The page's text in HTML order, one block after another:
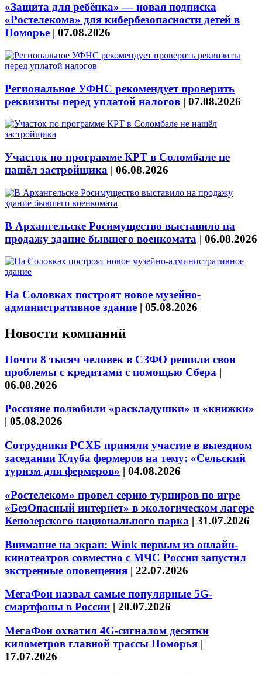
«Защита для ребёнка» — новая подписка
«Ростелекома» для кибербезопасности детей в
Поморье | 07.08.2026
Региональное УФНС рекомендует проверить
реквизиты перед уплатой налогов | 07.08.2026
Участок по программе КРТ в Соломбале не
нашёл застройщика | 06.08.2026
В Архангельске Росимущество выставило на
продажу здание бывшего военкомата | 06.08.2026
На Соловках построят новое музейно-
административное здание | 05.08.2026
Новости компаний
Почти 8 тысяч человек в СЗФО решили свои
проблемы с кредитами с помощью Сбера |
06.08.2026
Россияне полюбили «раскладушки» и «книжки»
| 05.08.2026
Сотрудники РСХБ приняли участие в выездном
заседании Клуба фермеров на тему: «Сельский
туризм для фермеров» | 04.08.2026
«Ростелеком» провел серию турниров по игре
«БезОпасный интернет» в экологическом лагере
Кенозерского национального парка | 31.07.2026
Внимание на экран: Wink первым из онлайн-
кинотеатров совместно с МЧС России запустил
экстренные оповещения | 22.07.2026
МегаФон назвал самые популярные 5G-
смартфоны в России | 20.07.2026
МегаФон охватил 4G-сигналом десятки
километров главной трассы Поморья |
17.07.2026